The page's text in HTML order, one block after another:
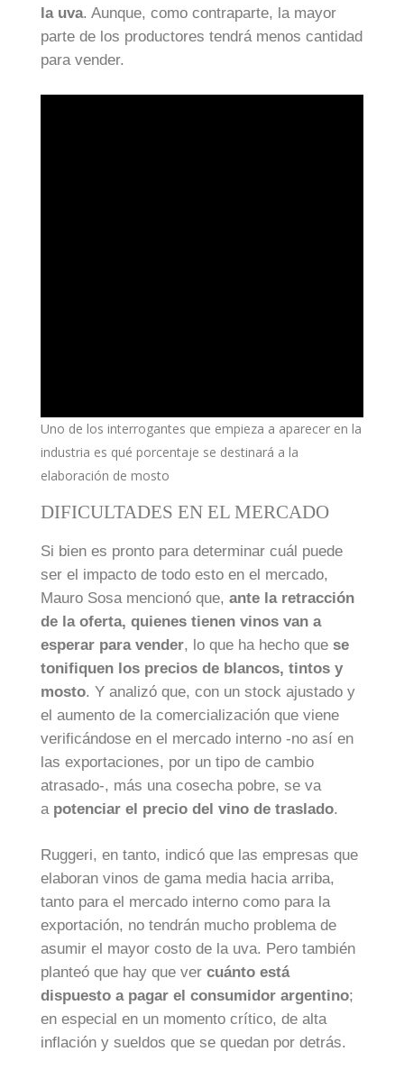
la uva. Aunque, como contraparte, la mayor
parte de los productores tendrá menos cantidad
para vender.
Uno de los interrogantes que empieza a aparecer en la
industria es qué porcentaje se destinará a la
elaboración de mosto
DIFICULTADES EN EL MERCADO
Si bien es pronto para determinar cuál puede
ser el impacto de todo esto en el mercado,
Mauro Sosa mencionó que, ante la retracción
de la oferta, quienes tienen vinos van a
esperar para vender, lo que ha hecho que se
tonifiquen los precios de blancos, tintos y
mosto. Y analizó que, con un stock ajustado y
el aumento de la comercialización que viene
verificándose en el mercado interno -no así en
las exportaciones, por un tipo de cambio
atrasado-, más una cosecha pobre, se va
a potenciar el precio del vino de traslado.
Ruggeri, en tanto, indicó que las empresas que
elaboran vinos de gama media hacia arriba,
tanto para el mercado interno como para la
exportación, no tendrán mucho problema de
asumir el mayor costo de la uva. Pero también
planteó que hay que ver cuánto está
dispuesto a pagar el consumidor argentino;
en especial en un momento crítico, de alta
inflación y sueldos que se quedan por detrás.